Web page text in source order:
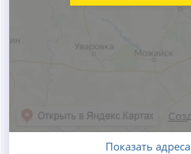
Показать адреса